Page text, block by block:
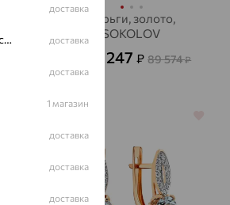
Серьги, золото,
SOKOLOV
32 247₽ 89 574₽
доставка
Ардатов (рабочий поселок) доставка
доставка
1 магазин
доставка
доставка
доставка